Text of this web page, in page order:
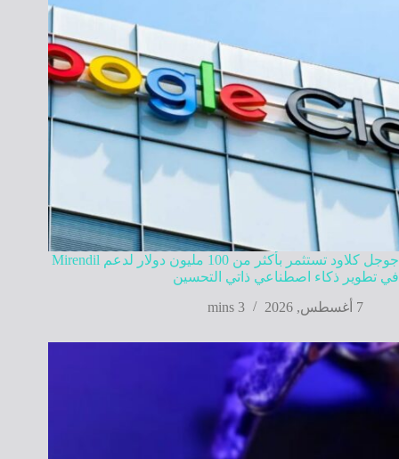
جوجل كلاود تستثمر بأكثر من 100 مليون دولار لدعم Mirendil
في تطوير ذكاء اصطناعي ذاتي التحسين
7 أغسطس, 2026
3 mins